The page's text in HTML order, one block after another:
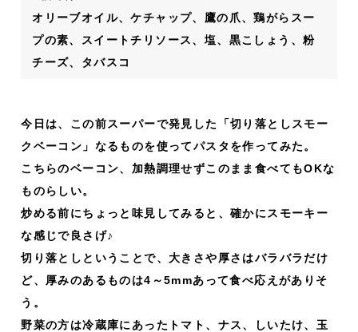
オリーブオイル、ケチャップ、鷹の爪、鶏がらスー
プの素、スイートチリソース、塩、黒こしょう、粉
チーズ、タバスコ
今日は、この前スーパーで発見した「切り落としスモー
クベーコン」なるものを使ってパスタを作ってみた。
こちらのベーコン、加熱調理せずこのまま食べてもOKな
ものらしい。
炒める前にちょっと味見してみると、確かにスモーキー
な感じで良さげ♪
切り落としということで、大きさや厚さはバラバラだけ
ど、厚みのあるものは4～5mmあって食べ応えがありそ
う。
野菜の方は冷蔵庫にあったトマト、ナス、しいたけ、玉